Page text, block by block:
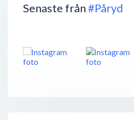
Senaste från#Påryd